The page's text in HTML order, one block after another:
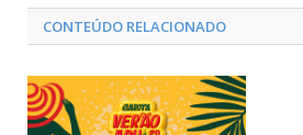
CONTEÚDO RELACIONADO